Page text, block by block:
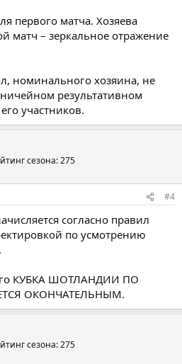
первого матча. Хозяева
матч – зеркальное отражение
номинального хозяина, не
результативном
участников.
сезона: 275
#4
согласно правил
по усмотрению
КУБКА ШОТЛАНДИИ ПО
ОКОНЧАТЕЛЬНЫМ.
сезона: 275